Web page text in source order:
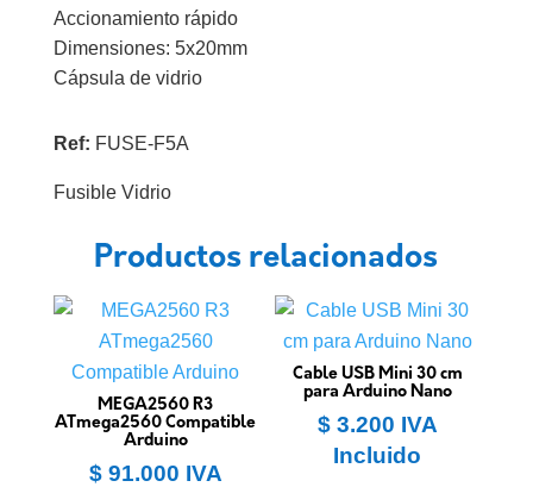
Accionamiento rápido
Dimensiones: 5x20mm
Cápsula de vidrio
Ref: FUSE-F5A
Fusible Vidrio
Productos relacionados
MEGA2560 R3
ATmega2560 Compatible
Arduino
$91.000 IVA
Cable USB Mini 30 cm
para Arduino Nano
$3.200 IVA
Incluido